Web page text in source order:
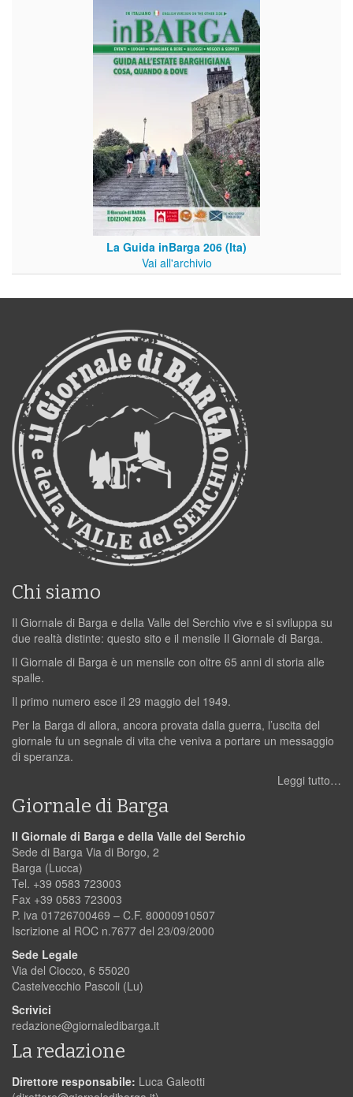
La Guida inBarga 206 (Ita)
Vai all'archivio
Chi siamo
Il Giornale di Barga e della Valle del Serchio vive e si sviluppa su
due realtà distinte: questo sito e il mensile Il Giornale di Barga.
Il Giornale di Barga è un mensile con oltre 65 anni di storia alle
spalle.
Il primo numero esce il 29 maggio del 1949.
Per la Barga di allora, ancora provata dalla guerra, l’uscita del
giornale fu un segnale di vita che veniva a portare un messaggio
di speranza.
Leggi tutto…
Giornale di Barga
Il Giornale di Barga e della Valle del Serchio
Sede di Barga Via di Borgo, 2
Barga (Lucca)
Tel. +39 0583 723003
Fax +39 0583 723003
P. iva 01726700469 – C.F. 80000910507
Iscrizione al ROC n.7677 del 23/09/2000
Sede Legale
Via del Ciocco, 6 55020
Castelvecchio Pascoli (Lu)
Scrivici
redazione@giornaledibarga.it
La redazione
Direttore responsabile: Luca Galeotti